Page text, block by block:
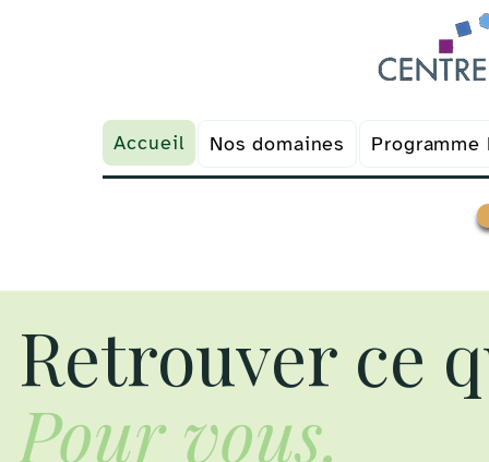
Accueil Nos domaines Programme
Retrouver ce
Pour vous.